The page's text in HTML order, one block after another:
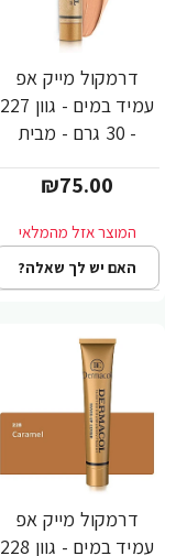
דרמקול מייק אפ
עמיד במים - גוון 227
- 30 גרם - מבית
₪75.00
האם יש לך שאלה?
דרמקול מייק אפ
עמיד במים - גוון 228